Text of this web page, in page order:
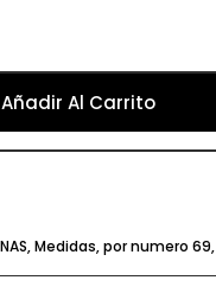
Añadir Al Carrito
,Medidas,por numero 69,